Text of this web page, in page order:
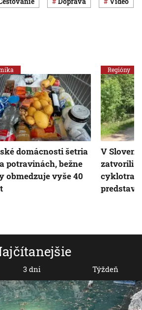
3 dni Týždeň
domácnosti šetria
potravinách, bežne
obmedzuje vyše 40
Regióny
V
zatvorili